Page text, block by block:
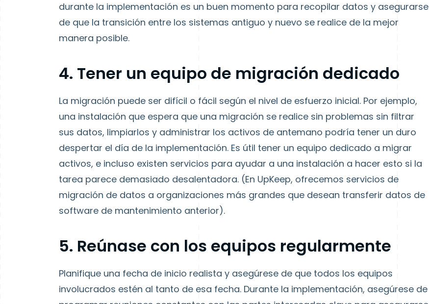
durante la implementación es un buen momento para recopilar datos y asegurarse
de que la transición entre los sistemas antiguo y nuevo se realice de la mejor
manera posible.
4. Tener un equipo de migración dedicado
La migración puede ser difícil o fácil según el nivel de esfuerzo inicial. Por ejemplo,
una instalación que espera que una migración se realice sin problemas sin filtrar
sus datos, limpiarlos y administrar los activos de antemano podría tener un duro
despertar el día de la implementación. Es útil tener un equipo dedicado a migrar
activos, e incluso existen servicios para ayudar a una instalación a hacer esto si la
tarea parece demasiado desalentadora. (En UpKeep, ofrecemos servicios de
migración de datos a organizaciones más grandes que desean transferir datos de
software de mantenimiento anterior).
5. Reúnase con los equipos regularmente
Planifique una fecha de inicio realista y asegúrese de que todos los equipos
involucrados estén al tanto de esa fecha. Durante la implementación, asegúrese de